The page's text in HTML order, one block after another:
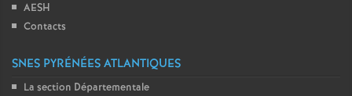
AESH
Contacts
SNES PYRÉNÉES ATLANTIQUES
La section Départementale